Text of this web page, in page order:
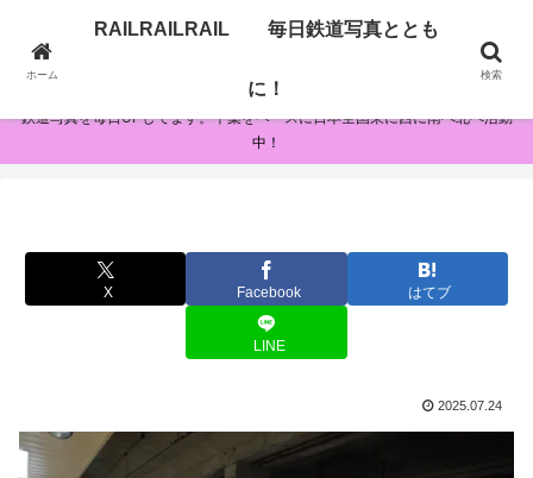
RAILRAILRAIL 毎日鉄道写真とともに！
鉄道写真を毎日UPしてます。千葉をベースに日本全国東に西に南へ北へ活動
中！
X Facebook はてブ
LINE
2025.07.24
ホーム
RAILRAILRAIL 毎日鉄道写真ととも
に！
検索